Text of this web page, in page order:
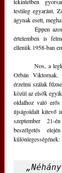
tekintetben
testileg egyaránt.
ágynak esett,
értelemben is
ellenük 1958-ban
	Nos, a legkevésbé sem kívánnám ezt a sorsot
Orbán
érzelmi szálak
közül az elsők
oldalhoz való erős
újságoldalt kitevő
szeptember 21-
beszélgetés
különlegességének: